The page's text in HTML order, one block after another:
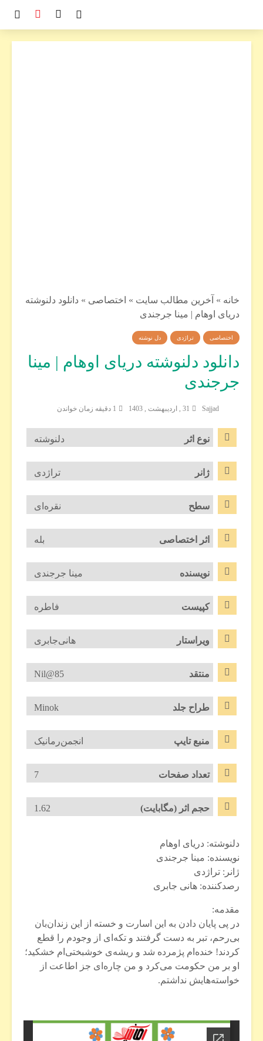
خانه » آخرین مطالب سایت » اختصاصی » دانلود دلنوشته
دریای اوهام | مینا جرجندی
اختصاصی تراژدی دل نوشته
دانلود دلنوشته دریای اوهام | مینا
جرجندی
31 , اردیبهشت , 1403 1 دقیقه زمان خواندن
نوع اثر دلنوشته
ژانر تراژدی
سطح نقره‌ای
اثر اختصاصی بله
نویسنده مینا جرجندی
کپیست فاطره
ویراستار هانی‌جابری
منتقد Nil@85
طراح جلد Minok
منبع تایپ انجمن‌رمانیک
تعداد صفحات 7
حجم اثر (مگابایت) 1.62
دلنوشته: دریای اوهام
نویسنده: مینا جرجندی
ژانر: تراژدی
رصدکننده: هانی جابری
مقدمه:
در پی پایان دادن به این اسارت و خسته از این زندان‌بان
بی‌رحم، تبر به دست گرفتند و تکه‌ای از وجودم را قطع
کردند! خنده‌ام پژمرده شد و ریشه‌‌ی خوشبختی‌ام خشکید؛
او بر من حکومت می‌کرد و من چاره‌ای جز اطاعت از
خواسته‌هایش نداشتم.​